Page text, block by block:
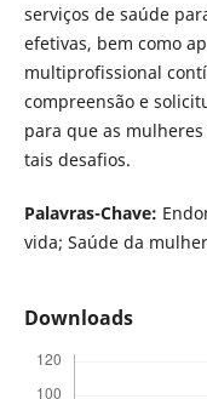
serviços de saúde
efetivas, bem como
multiprofissional
compreensão e
para que as
tais desafios.
Palavras-Chave:
vida; Saúde da
Downloads